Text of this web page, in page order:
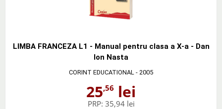
LIMBA FRANCEZA L1 - Manual pentru clasa a X-a - Dan
Ion Nasta
CORINT EDUCATIONAL - 2005
25,56 lei
PRP: 35,94 lei